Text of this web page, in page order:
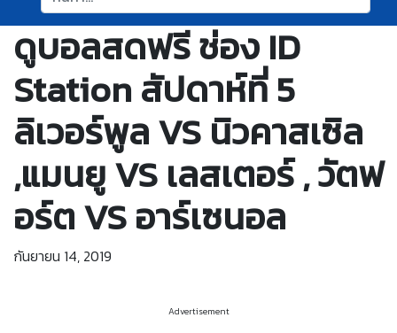
ค้นหา:
ดูบอลสดฟรี ช่อง ID
Station สัปดาห์ที่ 5
ลิเวอร์พูล VS นิวคาสเซิล
,แมนยู VS เลสเตอร์ , วัตฟ
อร์ต VS อาร์เซนอล
กันยายน 14, 2019
Advertisement